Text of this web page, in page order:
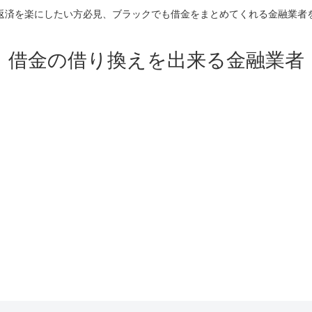
済を楽にしたい方必見、ブラックでも借金をまとめてくれる金融業者
借金の借り換えを出来る金融業者